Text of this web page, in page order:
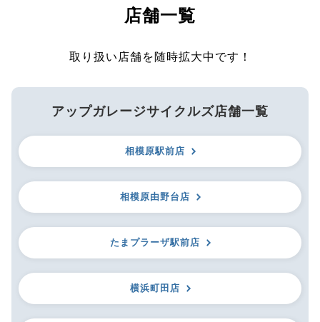
店舗一覧
取り扱い店舗を随時拡大中です！
アップガレージサイクルズ店舗一覧
相模原駅前店
相模原由野台店
たまプラーザ駅前店
横浜町田店